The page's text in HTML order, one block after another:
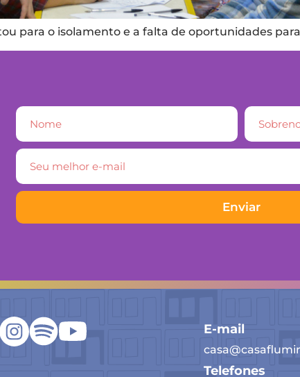
para o isolamento e a falta de oportunidades
Enviar
E-mail
Telefones